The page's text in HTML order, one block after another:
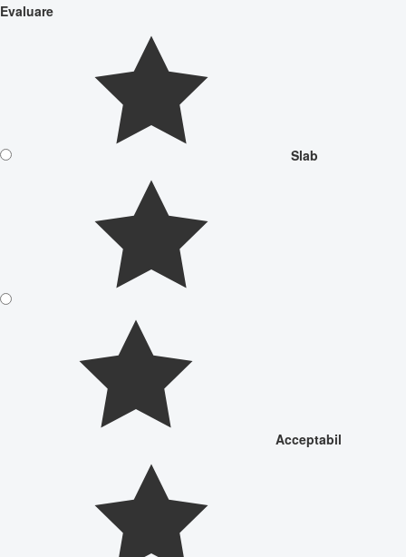
Evaluare
Slab
Acceptabil